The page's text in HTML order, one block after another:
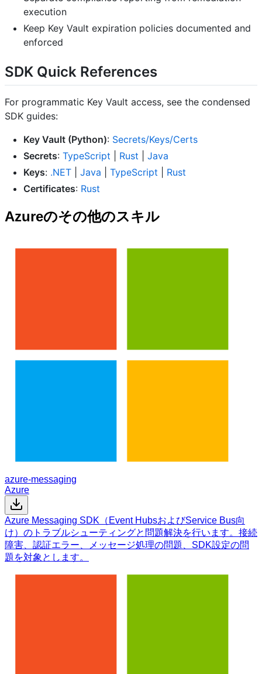
execution
Keep Key Vault expiration policies documented and
enforced
SDK Quick References
For programmatic Key Vault access, see the condensed
SDK guides:
Key Vault (Python): Secrets/Keys/Certs
Secrets: TypeScript Rust
Java
Keys: .NET Java TypeScript
Rust
Certificates: Rust
Azureのその他のスキル
azure-messaging
Azure
Azure Messaging SDK（Event HubsおよびService Bus向
け）のトラブルシューティングと問題解決を行います。接続
障害、認証エラー、メッセージ処理の問題、SDK設定の問
題を対象とします。